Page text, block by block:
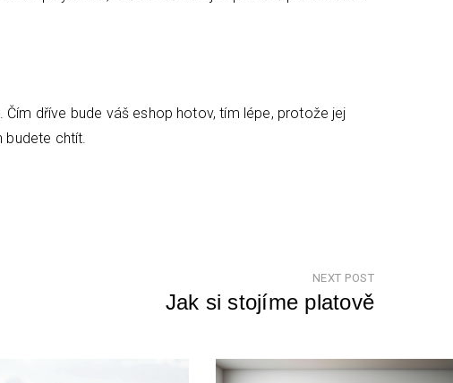
dříve bude váš eshop hotov, tím lépe, protože jej
budete chtít.
NEXT POST
Jak si stojíme platově